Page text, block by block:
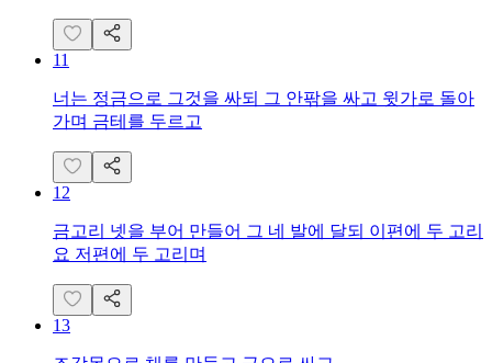
11
너는 정금으로 그것을 싸되 그 안팎을 싸고 윗가로 돌아
가며 금테를 두르고
12
금고리 넷을 부어 만들어 그 네 발에 달되 이편에 두 고리
요 저편에 두 고리며
13